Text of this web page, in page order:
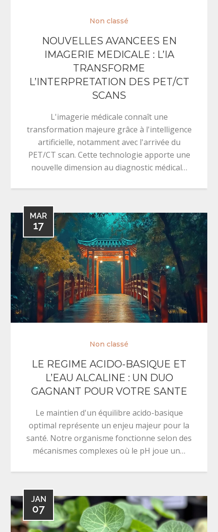
Non classé
NOUVELLES AVANCEES EN
IMAGERIE MEDICALE : L’IA
TRANSFORME
L’INTERPRETATION DES PET/CT
SCANS
L'imagerie médicale connaît une
transformation majeure grâce à l'intelligence
artificielle, notamment avec l'arrivée du
PET/CT scan. Cette technologie apporte une
nouvelle dimension au diagnostic médical…
MAR
17
Non classé
LE REGIME ACIDO-BASIQUE ET
L’EAU ALCALINE : UN DUO
GAGNANT POUR VOTRE SANTE
Le maintien d'un équilibre acido-basique
optimal représente un enjeu majeur pour la
santé. Notre organisme fonctionne selon des
mécanismes complexes où le pH joue un…
JAN
07